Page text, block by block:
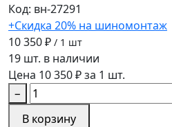
Код: вн-27291
+Скидка 20% на шиномонтаж
10 350 ₽ / 1 шт
19 шт. в наличии
Цена 10 350 ₽ за 1 шт.
−
В корзину